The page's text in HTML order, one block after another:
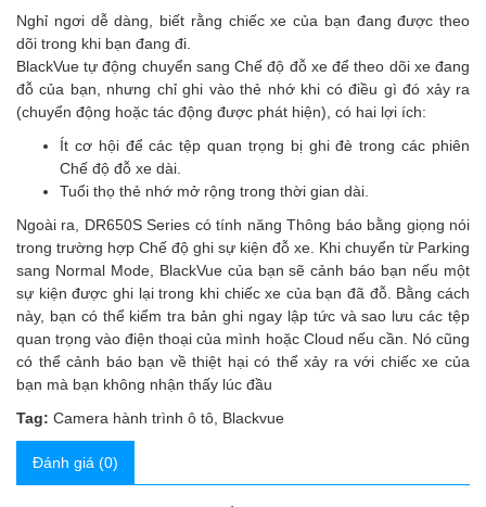
Nghỉ ngơi dễ dàng, biết rằng chiếc xe của bạn đang được theo
dõi trong khi bạn đang đi.
BlackVue tự động chuyển sang Chế độ đỗ xe để theo dõi xe đang
đỗ của bạn, nhưng chỉ ghi vào thẻ nhớ khi có điều gì đó xảy ra
(chuyển động hoặc tác động được phát hiện), có hai lợi ích:
Ít cơ hội để các tệp quan trọng bị ghi đè trong các phiên
Chế độ đỗ xe dài.
Tuổi thọ thẻ nhớ mở rộng trong thời gian dài.
Ngoài ra, DR650S Series có tính năng Thông báo bằng giọng nói
trong trường hợp Chế độ ghi sự kiện đỗ xe. Khi chuyển từ Parking
sang Normal Mode, BlackVue của bạn sẽ cảnh báo bạn nếu một
sự kiện được ghi lại trong khi chiếc xe của bạn đã đỗ. Bằng cách
này, bạn có thể kiểm tra bản ghi ngay lập tức và sao lưu các tệp
quan trọng vào điện thoại của mình hoặc Cloud nếu cần. Nó cũng
có thể cảnh báo bạn về thiệt hại có thể xảy ra với chiếc xe của
bạn mà bạn không nhận thấy lúc đầu
Tag: Camera hành trình ô tô Blackvue
Đánh giá (0)